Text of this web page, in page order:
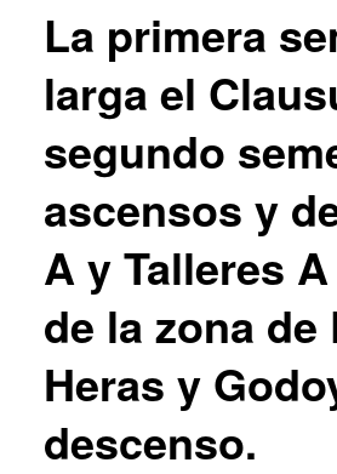
La primera
larga el
segundo
ascensos y
A y Talleres
de la zona
Heras y
descenso.